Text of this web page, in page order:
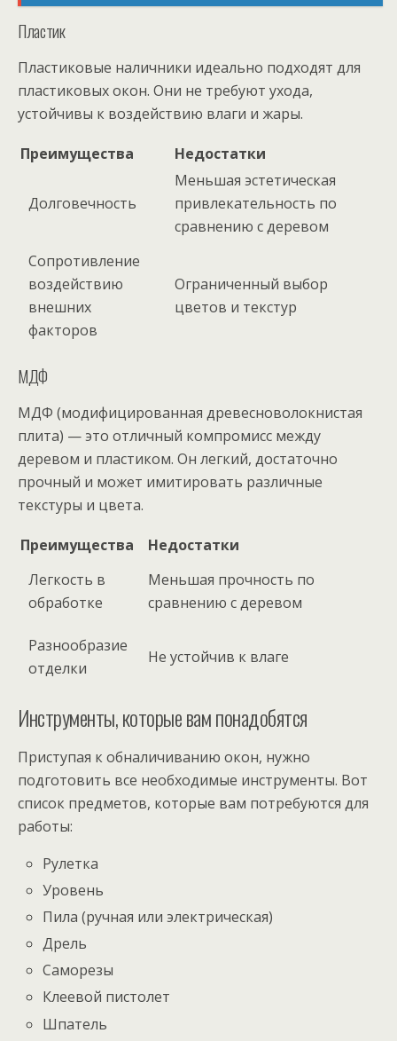
Пластик
Пластиковые наличники идеально подходят для
пластиковых окон. Они не требуют ухода,
устойчивы к воздействию влаги и жары.
Преимущества Недостатки
Долговечность
Меньшая эстетическая
привлекательность по
сравнению с деревом
Сопротивление
воздействию
внешних
факторов
Ограниченный выбор
цветов и текстур
МДФ
МДФ (модифицированная древесноволокнистая
плита) — это отличный компромисс между
деревом и пластиком. Он легкий, достаточно
прочный и может имитировать различные
текстуры и цвета.
Преимущества
Недостатки
Легкость в
обработке
Меньшая прочность по
сравнению с деревом
Разнообразие
отделки
Не устойчив к влаге
Инструменты, которые вам понадобятся
Приступая к обналичиванию окон, нужно
подготовить все необходимые инструменты. Вот
список предметов, которые вам потребуются для
работы:
Рулетка
Уровень
Пила (ручная или электрическая)
Дрель
Саморезы
Клеевой пистолет
Шпатель